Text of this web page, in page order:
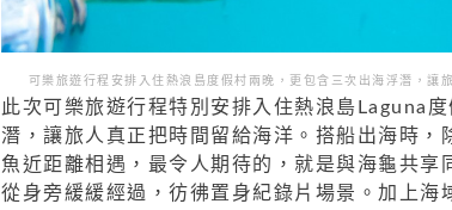
可樂旅遊行程安排入住熱浪島度假村兩晚，更包含三次出海浮潛，讓
此次可樂旅遊行程特別安排入住熱浪島Laguna
潛，讓旅人真正把時間留給海洋。搭船出海時，
魚近距離相遇，最令人期待的，就是與海龜共享
從身旁緩緩經過，彷彿置身紀錄片場景。加上海